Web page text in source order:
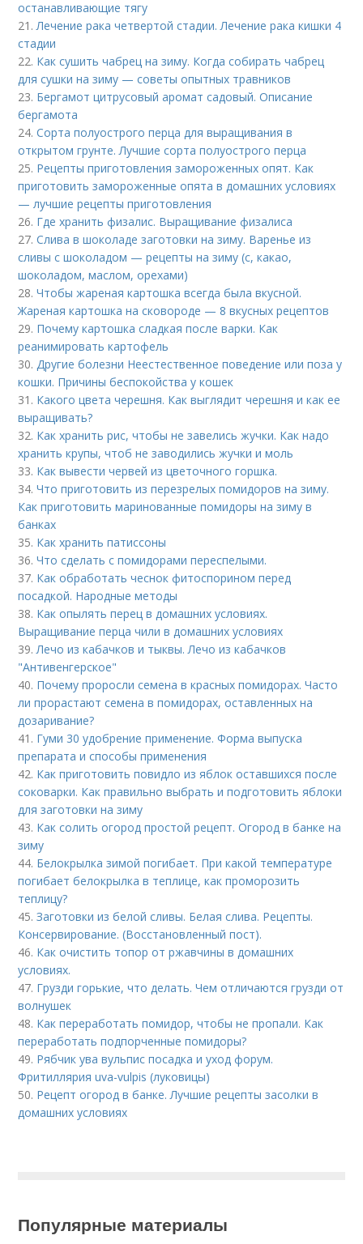
останавливающие тягу
21.Лечение рака четвертой стадии. Лечение рака кишки 4
стадии
22. Как сушить чабрец на зиму. Когда собирать чабрец
для сушки на зиму — советы опытных травников
23. Бергамот цитрусовый аромат садовый. Описание
бергамота
24.Сорта полуострого перца для выращивания в
открытом грунте. Лучшие сорта полуострого перца
25. Рецепты приготовления замороженных опят. Как
приготовить замороженные опята в домашних условиях
— лучшие рецепты приготовления
26. Где хранить физалис. Выращивание физалиса
27.Слива в шоколаде заготовки на зиму. Варенье из
сливы с шоколадом — рецепты на зиму (с, какао,
шоколадом, маслом, орехами)
28.Чтобы жареная картошка всегда была вкусной.
Жареная картошка на сковороде — 8 вкусных рецептов
29. Почему картошка сладкая после варки. Как
реанимировать картофель
30.Другие болезни Неестественное поведение или поза у
кошки. Причины беспокойства у кошек
31. Какого цвета черешня. Как выглядит черешня и как ее
выращивать?
32. Как хранить рис, чтобы не завелись жучки. Как надо
хранить крупы, чтоб не заводились жучки и моль
33. Как вывести червей из цветочного горшка.
34.Что приготовить из перезрелых помидоров на зиму.
Как приготовить маринованные помидоры на зиму в
банках
35. Как хранить патиссоны
36.Что сделать с помидорами переспелыми.
37. Как обработать чеснок фитоспорином перед
посадкой. Народные методы
38. Как опылять перец в домашних условиях.
Выращивание перца чили в домашних условиях
39.Лечо из кабачков и тыквы. Лечо из кабачков
"Антивенгерское"
40. Почему проросли семена в красных помидорах. Часто
ли прорастают семена в помидорах, оставленных на
дозаривание?
41. Гуми 30 удобрение применение. Форма выпуска
препарата и способы применения
42. Как приготовить повидло из яблок оставшихся после
соковарки. Как правильно выбрать и подготовить яблоки
для заготовки на зиму
43. Как солить огород простой рецепт. Огород в банке на
зиму
44. Белокрылка зимой погибает. При какой температуре
погибает белокрылка в теплице, как проморозить
теплицу?
45.Заготовки из белой сливы. Белая слива. Рецепты.
Консервирование. (Восстановленный пост).
46. Как очистить топор от ржавчины в домашних
условиях.
47. Грузди горькие, что делать. Чем отличаются грузди от
волнушек
48. Как переработать помидор, чтобы не пропали. Как
переработать подпорченные помидоры?
49. Рябчик ува вульпис посадка и уход форум.
Фритиллярия uva-vulpis (луковицы)
50. Рецепт огород в банке. Лучшие рецепты засолки в
домашних условиях
Популярные материалы